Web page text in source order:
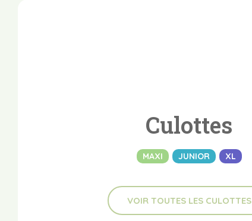
Culottes
MAXI JUNIOR XL
VOIR TOUTES LES CULOTTES